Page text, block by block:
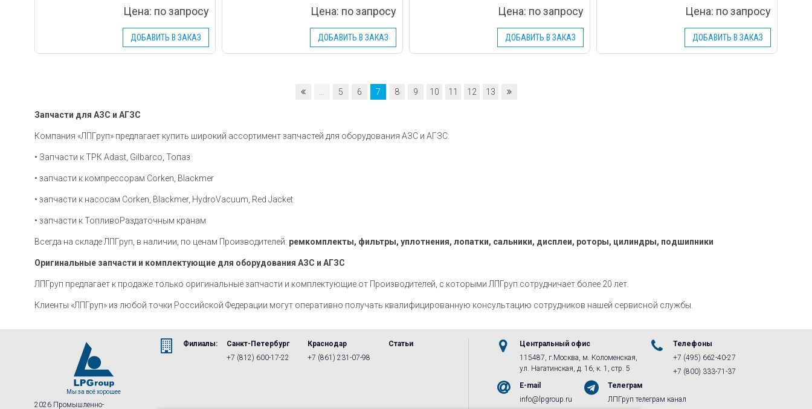
Цена: по запросу
ДОБАВИТЬ В ЗАКАЗ
Цена: по запросу
ДОБАВИТЬ В ЗАКАЗ
Цена: по запросу
ДОБАВИТЬ В ЗАКАЗ
Цена: по запросу
ДОБАВИТЬ В ЗАКАЗ
5 6 7 8 9 10 11 12 13
Запчасти для АЗС и АГЗС
Компания «ЛПГруп» предлагает купить широкий ассортимент запчастей для оборудования АЗС и АГЗС:
• Запчасти к ТРК Adast, Gilbarco, Топаз
• запчасти к компрессорам Corken, Blackmer
• запчасти к насосам Corken, Blackmer, HydroVacuum, Red Jacket
• запчасти к ТопливоРаздаточным кранам
Всегда на складе ЛПГруп, в наличии, по ценам Производителей: ремкомплекты, фильтры, уплотнения, лопатки, сальники, дисплеи, роторы, цилиндры, подшипники
Оригинальные запчасти и комплектующие для оборудования АЗС и АГЗС
ЛПГруп предлагает к продаже только оригинальные запчасти и комплектующие от Производителей, с которыми ЛПГруп сотрудничает более 20 лет.
Клиенты «ЛПГруп» из любой точки Российской Федерации могут оперативно получать квалифицированную консультацию сотрудников нашей сервисной службы.
2026 Промышленно-
Филиалы:
Санкт-Петербург
+7 (812) 600-17-22
Краснодар
+7 (861) 231-07-98
Статьи
Центральный офис
115487, г.Москва, м. Коломенская,
ул. Нагатинская, д. 16, к. 1, стр. 5
Телефоны
+7 (495) 662-40-27
+7 (800) 333-71-37
E-mail
info@lpgroup.ru
Телеграм
ЛПГруп телеграм канал